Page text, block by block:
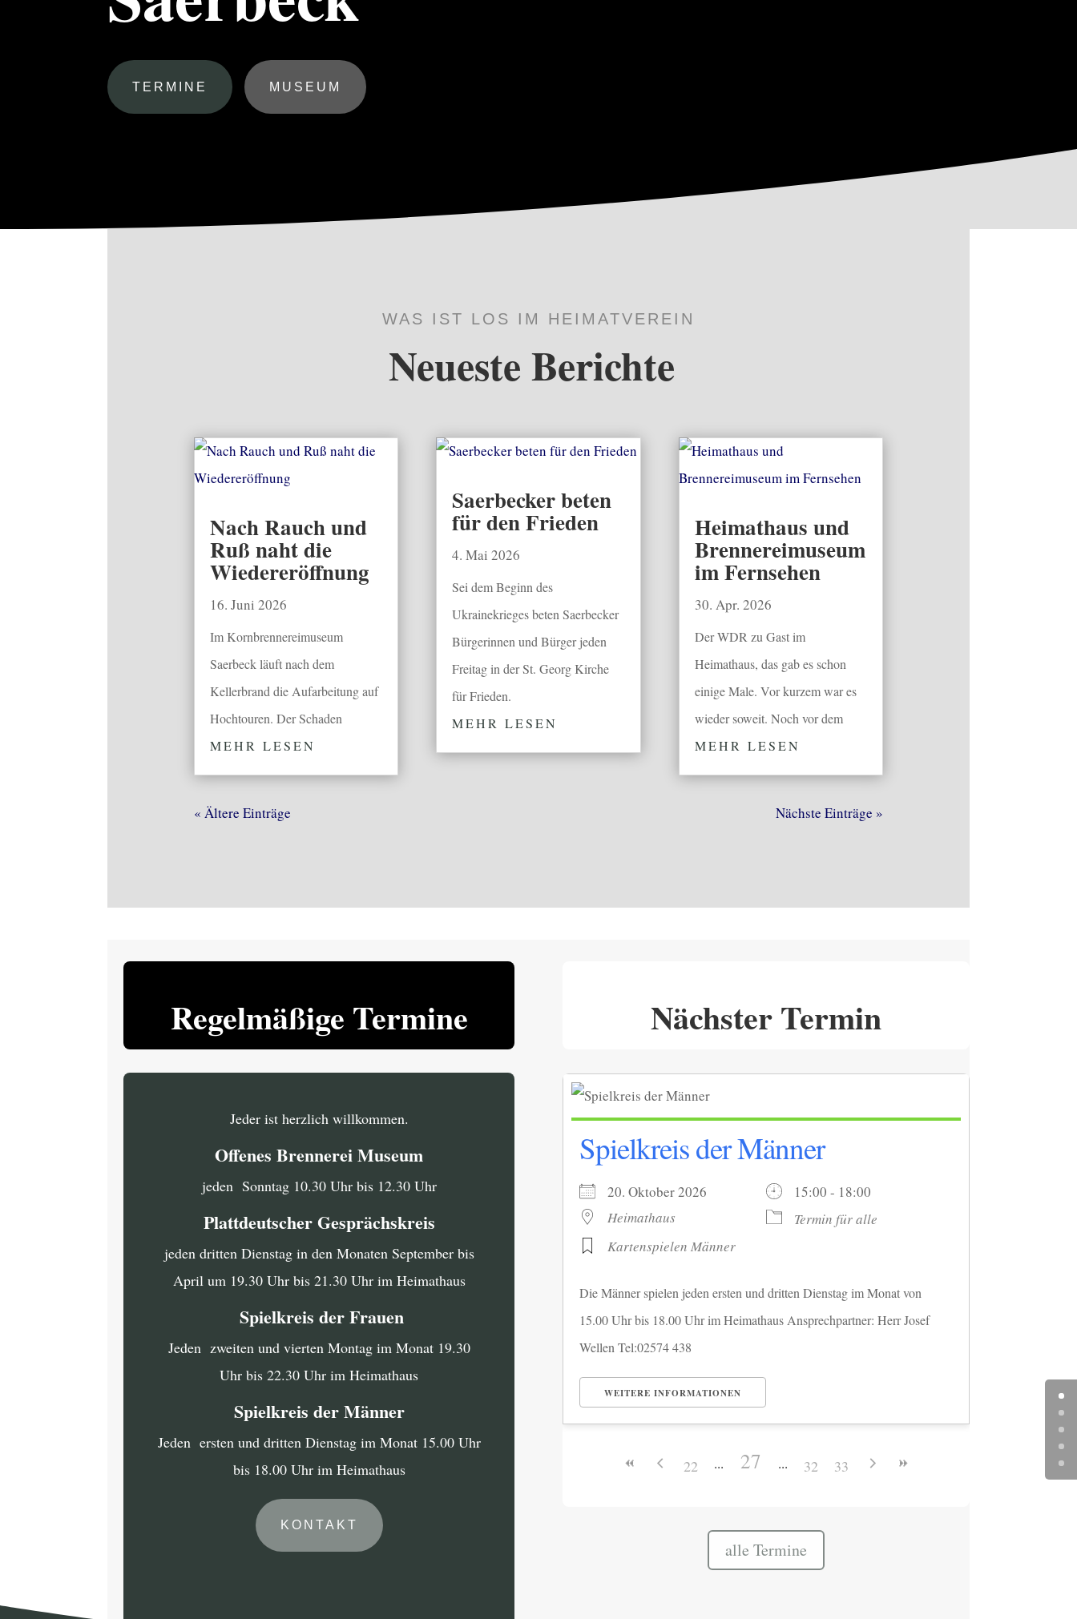
TERMINE MUSEUM
WAS IST LOS IM HEIMATVEREIN
Neueste Berichte
Nach Rauch und
Ruß naht die
Wiedereröffnung
16. Juni 2026
Im Kornbrennereimuseum
Saerbeck läuft nach dem
Kellerbrand die Aufarbeitung auf
Hochtouren. Der Schaden
MEHR LESEN
Saerbecker beten
für den Frieden
4. Mai 2026
Sei dem Beginn des
Ukrainekrieges beten Saerbecker
Bürgerinnen und Bürger jeden
Freitag in der St. Georg Kirche
für Frieden.
MEHR LESEN
Heimathaus und
Brennereimuseum
im Fernsehen
30. Apr. 2026
Der WDR zu Gast im
Heimathaus, das gab es schon
einige Male. Vor kurzem war es
wieder soweit. Noch vor dem
MEHR LESEN
« Ältere Einträge Nächste Einträge »
Regelmäßige Termine
Jeder ist herzlich willkommen.
Offenes Brennerei Museum
jeden Sonntag 10.30 Uhr bis 12.30 Uhr
Plattdeutscher Gesprächskreis
jeden dritten Dienstag in den Monaten September bis
April um 19.30 Uhr bis 21.30 Uhr im Heimathaus
Spielkreis der Frauen
Jeden zweiten und vierten Montag im Monat 19.30
Uhr bis 22.30 Uhr im Heimathaus
Spielkreis der Männer
Jeden ersten und dritten Dienstag im Monat 15.00 Uhr
bis 18.00 Uhr im Heimathaus
KONTAKT
Nächster Termin
Spielkreis der Männer
20. Oktober 2026
15:00 - 18:00
Heimathaus
Termin für alle
Kartenspielen Männer
Die Männer spielen jeden ersten und dritten Dienstag im Monat von
15.00 Uhr bis 18.00 Uhr im Heimathaus Ansprechpartner: Herr Josef
Wellen Tel:02574 438
WEITERE INFORMATIONEN
22 27 32 33
alle Termine